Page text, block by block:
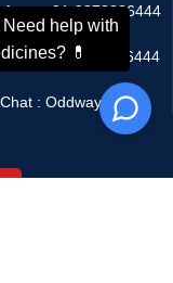
:+91-9873336444
: +91-9873336444
: Oddway2010